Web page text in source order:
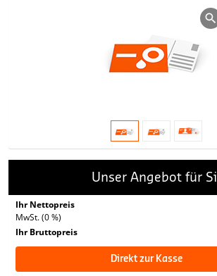
Unser Angebot für
Ihr Nettopreis
MwSt. (0 %)
Ihr Bruttopreis
Direkt zur Kasse